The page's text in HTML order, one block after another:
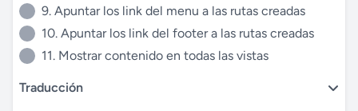
9. Apuntar los link del menu a las rutas creadas
10. Apuntar los link del footer a las rutas creadas
11. Mostrar contenido en todas las vistas
Traducción